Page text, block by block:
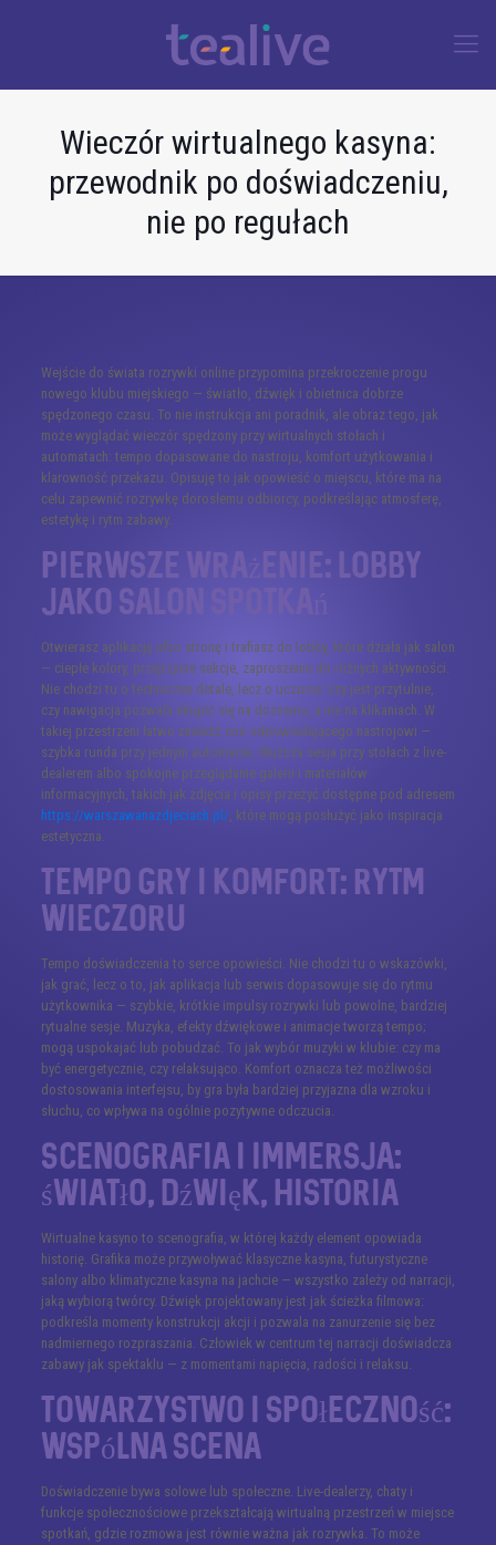
Wieczór wirtualnego kasyna:
przewodnik po doświadczeniu,
nie po regułach
Wejście do świata rozrywki online przypomina przekroczenie progu
nowego klubu miejskiego — światło, dźwięk i obietnica dobrze
spędzonego czasu. To nie instrukcja ani poradnik, ale obraz tego, jak
może wyglądać wieczór spędzony przy wirtualnych stołach i
automatach: tempo dopasowane do nastroju, komfort użytkowania i
klarowność przekazu. Opisuję to jak opowieść o miejscu, które ma na
celu zapewnić rozrywkę dorosłemu odbiorcy, podkreślając atmosferę,
estetykę i rytm zabawy.
Pierwsze wrażenie: lobby
jako salon spotkań
Otwierasz aplikację albo stronę i trafiasz do lobby, które działa jak salon
— ciepłe kolory, przejrzyste sekcje, zaproszenie do różnych aktywności.
Nie chodzi tu o techniczne detale, lecz o uczucie: czy jest przytulnie,
czy nawigacja pozwala skupić się na doznaniu, a nie na klikaniach. W
takiej przestrzeni łatwo znaleźć coś odpowiadającego nastrojowi —
szybka runda przy jednym automacie, dłuższa sesja przy stołach z live-
dealerem albo spokojne przeglądanie galerii i materiałów
informacyjnych, takich jak zdjęcia i opisy przeżyć dostępne pod adresem
https://warszawanazdjeciach.pl/, które mogą posłużyć jako inspiracja
estetyczna.
Tempo gry i komfort: rytm
wieczoru
Tempo doświadczenia to serce opowieści. Nie chodzi tu o wskazówki,
jak grać, lecz o to, jak aplikacja lub serwis dopasowuje się do rytmu
użytkownika — szybkie, krótkie impulsy rozrywki lub powolne, bardziej
rytualne sesje. Muzyka, efekty dźwiękowe i animacje tworzą tempo;
mogą uspokajać lub pobudzać. To jak wybór muzyki w klubie: czy ma
być energetycznie, czy relaksująco. Komfort oznacza też możliwości
dostosowania interfejsu, by gra była bardziej przyjazna dla wzroku i
słuchu, co wpływa na ogólnie pozytywne odczucia.
Scenografia i immersja:
światło, dźwięk, historia
Wirtualne kasyno to scenografia, w której każdy element opowiada
historię. Grafika może przywoływać klasyczne kasyna, futurystyczne
salony albo klimatyczne kasyna na jachcie — wszystko zależy od narracji,
jaką wybiorą twórcy. Dźwięk projektowany jest jak ścieżka filmowa:
podkreśla momenty konstrukcji akcji i pozwala na zanurzenie się bez
nadmiernego rozpraszania. Człowiek w centrum tej narracji doświadcza
zabawy jak spektaklu — z momentami napięcia, radości i relaksu.
Towarzystwo i społeczność:
wspólna scena
Doświadczenie bywa solowe lub społeczne. Live-dealerzy, chaty i
funkcje społecznościowe przekształcają wirtualną przestrzeń w miejsce
spotkań, gdzie rozmowa jest równie ważna jak rozrywka. To może